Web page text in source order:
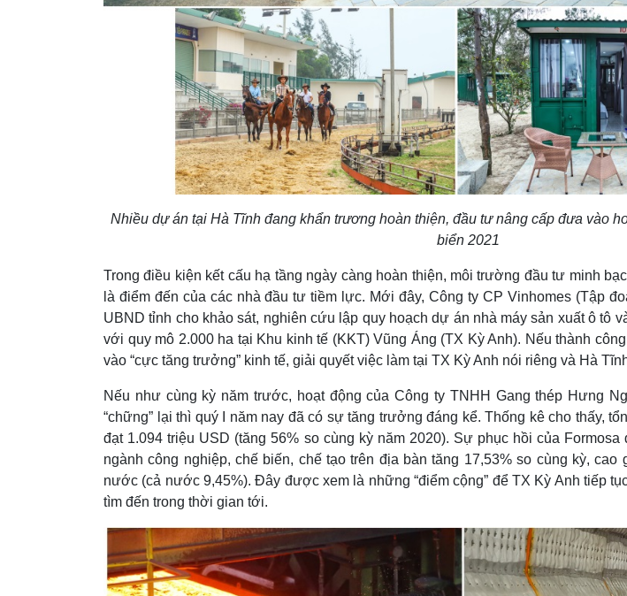
Nhiều dự án tại Hà Tĩnh đang khẩn trương hoàn thiện, đầu tư nâng cấp đưa vào
biển 2021
Trong điều kiện kết cấu hạ tầng ngày càng hoàn thiện, môi trường đầu tư minh
là điểm đến của các nhà đầu tư tiềm lực. Mới đây, Công ty CP Vinhomes (Tập
UBND tỉnh cho khảo sát, nghiên cứu lập quy hoạch dự án nhà máy sản xuất ô tô
với quy mô 2.000 ha tại Khu kinh tế (KKT) Vũng Áng (TX Kỳ Anh). Nếu thành
vào “cực tăng trưởng” kinh tế, giải quyết việc làm tại TX Kỳ Anh nói riêng và Hà
Nếu như cùng kỳ năm trước, hoạt động của Công ty TNHH Gang thép Hưng
“chững” lại thì quý I năm nay đã có sự tăng trưởng đáng kể. Thống kê cho thấy,
đạt 1.094 triệu USD (tăng 56% so cùng kỳ năm 2020). Sự phục hồi của
ngành công nghiệp, chế biến, chế tạo trên địa bàn tăng 17,53% so cùng kỳ,
nước (cả nước 9,45%). Đây được xem là những “điểm cộng” để TX Kỳ Anh tiếp
tìm đến trong thời gian tới.